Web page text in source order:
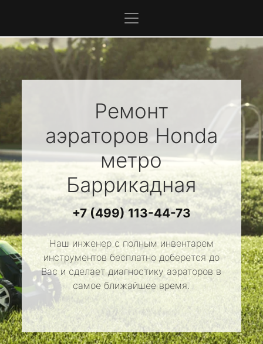
Ремонт
аэраторов Honda
метро
Баррикадная
+7 (499) 113-44-73
Наш инженер с полным инвентарем
инструментов бесплатно доберется до
Вас и сделает диагностику аэраторов в
самое ближайшее время.